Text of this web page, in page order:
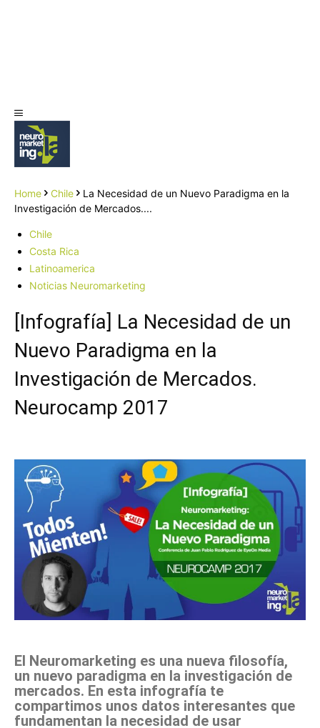
Home Chile
La Necesidad de un Nuevo Paradigma en la
Investigación de Mercados....
Chile
Costa Rica
Latinoamerica
Noticias Neuromarketing
[Infografía] La Necesidad de un
Nuevo Paradigma en la
Investigación de Mercados.
Neurocamp 2017
El Neuromarketing es una nueva filosofía,
un nuevo paradigma en la investigación de
mercados. En esta infografía te
compartimos unos datos interesantes que
fundamentan la necesidad de usar